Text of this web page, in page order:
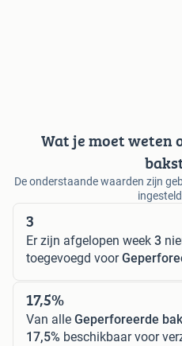
Wat je moet weten
De onderstaande waarden zijn
3
Er zijn afgelopen week 3
toegevoegd voor
17,5%
Van alle Geperforeerde
17,5% beschikbaar voor